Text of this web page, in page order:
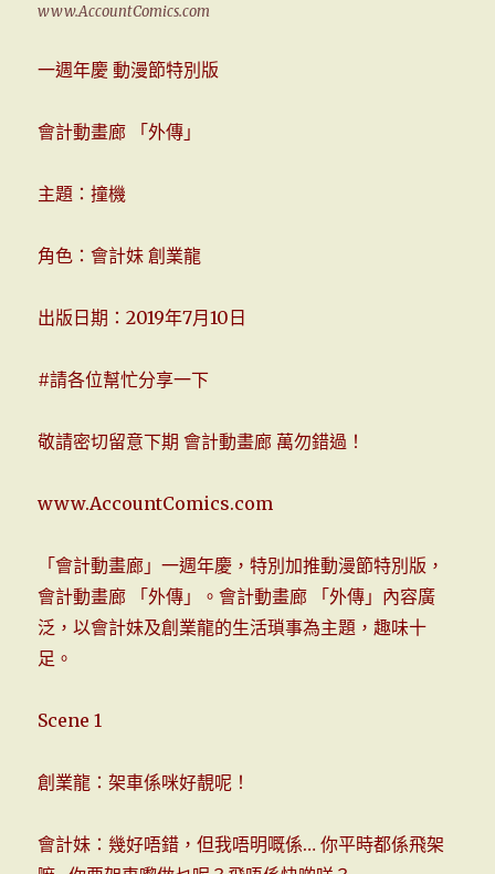
www.AccountComics.com
一週年慶 動漫節特別版
會計動畫廊 「外傳」
主題：撞機
角色：會計妹 創業龍
出版日期：2019年7月10日
#請各位幫忙分享一下
敬請密切留意下期 會計動畫廊 萬勿錯過！
www.AccountComics.com
「會計動畫廊」一週年慶，特別加推動漫節特別版，
會計動畫廊 「外傳」。會計動畫廊 「外傳」內容廣
泛，以會計妹及創業龍的生活瑣事為主題，趣味十
足。
Scene 1
創業龍：架車係咪好靚呢！
會計妹：幾好唔錯，但我唔明嘅係… 你平時都係飛架